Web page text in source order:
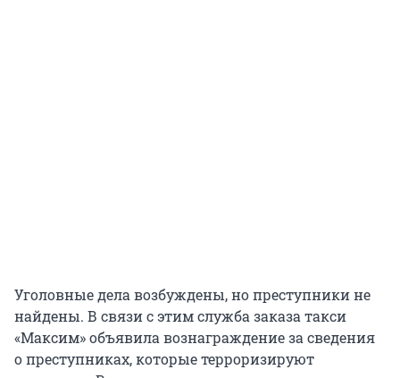
Уголовные дела возбуждены, но преступники не
найдены. В связи с этим служба заказа такси
«Максим» объявила вознаграждение за сведения
о преступниках, которые терроризируют